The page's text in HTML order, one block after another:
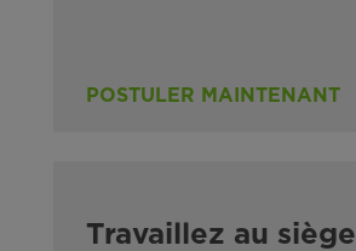
POSTULER MAINTENANT
Travaillez au siège